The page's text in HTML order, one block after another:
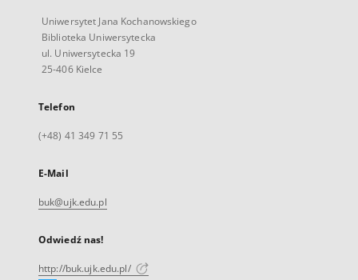
Uniwersytet Jana Kochanowskiego
Biblioteka Uniwersytecka
ul. Uniwersytecka 19
25-406 Kielce
Telefon
(+48) 41 349 71 55
E-Mail
buk@ujk.edu.pl
Odwiedź nas!
http://buk.ujk.edu.pl/